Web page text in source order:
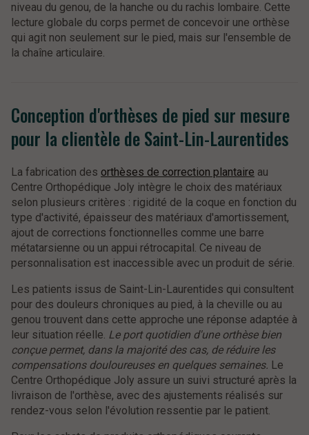
niveau du genou, de la hanche ou du rachis lombaire. Cette
lecture globale du corps permet de concevoir une orthèse
qui agit non seulement sur le pied, mais sur l'ensemble de
la chaîne articulaire.
Conception d'orthèses de pied sur mesure
pour la clientèle de Saint-Lin-Laurentides
La fabrication des orthèses de correction plantaire au
Centre Orthopédique Joly intègre le choix des matériaux
selon plusieurs critères : rigidité de la coque en fonction du
type d'activité, épaisseur des matériaux d'amortissement,
ajout de corrections fonctionnelles comme une barre
métatarsienne ou un appui rétrocapital. Ce niveau de
personnalisation est inaccessible avec un produit de série.
Les patients issus de Saint-Lin-Laurentides qui consultent
pour des douleurs chroniques au pied, à la cheville ou au
genou trouvent dans cette approche une réponse adaptée à
leur situation réelle. Le port quotidien d'une orthèse bien
conçue permet, dans la majorité des cas, de réduire les
compensations douloureuses en quelques semaines. Le
Centre Orthopédique Joly assure un suivi structuré après la
livraison de l'orthèse, avec des ajustements réalisés sur
rendez-vous selon l'évolution ressentie par le patient.